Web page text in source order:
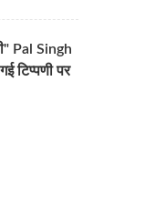
Pal Singh
टिप्पणी पर